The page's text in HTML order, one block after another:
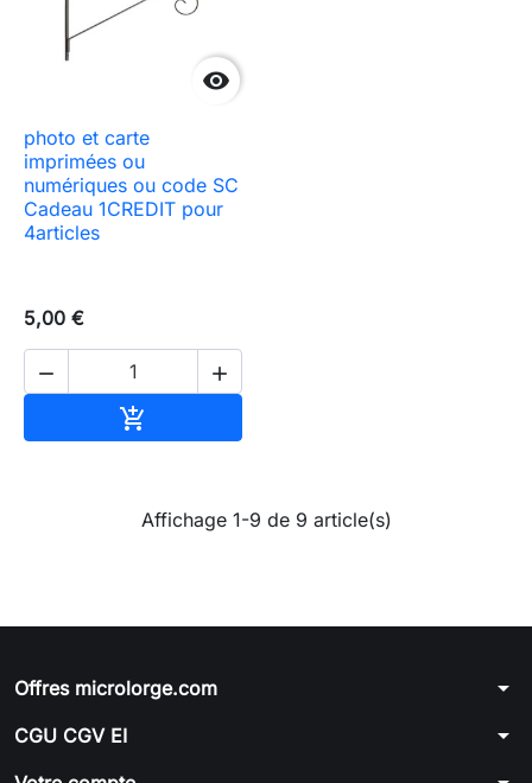

photo et carte
imprimées ou
numériques ou code SC
Cadeau 1CREDIT pour
4articles
5,00 €
 

Affichage 1-9 de 9 article(s)
Offres microlorge.com arrow_drop_down
CGU CGV EI arrow_drop_down